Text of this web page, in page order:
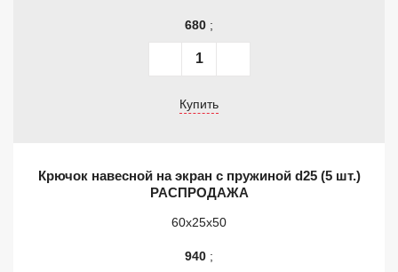
680 ;
Купить
Крючок навесной на экран с пружиной d25 (5 шт.)
РАСПРОДАЖА
60x25x50
940 ;